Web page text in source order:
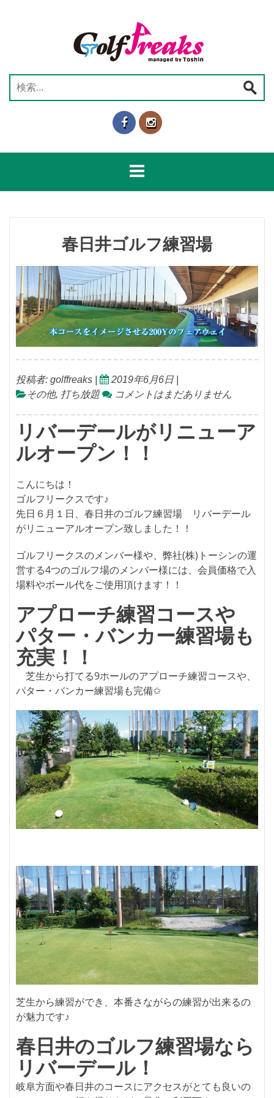
検
索:
春日井ゴルフ練習場
投稿者: golffreaks 2019年6月6日
その他, 打ち放題 コメントはまだありません
リバーデールがリニューア
ルオープン！！
こんにちは！
ゴルフリークスです♪
先日６月１日、春日井のゴルフ練習場 リバーデール
がリニューアルオープン致しました！！
ゴルフリークスのメンバー様や、弊社(株)トーシンの運
営する4つのゴルフ場のメンバー様には、会員価格で入
場料やボール代をご使用頂けます！！
アプローチ練習コースや
パター・バンカー練習場も
充実！！
芝生から打てる9ホールのアプローチ練習コースや、
パター・バンカー練習場も完備✩
芝生から練習ができ、本番さながらの練習が出来るの
が魅力です♪
春日井のゴルフ練習場なら
リバーデール！
岐阜方面や春日井のコースにアクセスがとても良いの